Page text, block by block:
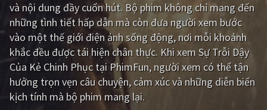
QUỐC GIA
Âu - Mỹ Trung Quốc - Hồng Kông
Hàn Quốc Nhật Bản
Ấn Độ
và nội dung đầy cuốn hút. Bộ phim không chỉ mang đến
những tình tiết hấp dẫn mà còn đưa người xem bước
vào một thế giới điện ảnh sống động, nơi mỗi khoảnh
khắc đều được tái hiện chân thực. Khi xem Sự Trỗi Dậy
Của Kẻ Chinh Phục tại PhimFun, người xem có thể tận
hưởng trọn vẹn câu chuyện, cảm xúc và những diễn biến
kịch tính mà bộ phim mang lại.